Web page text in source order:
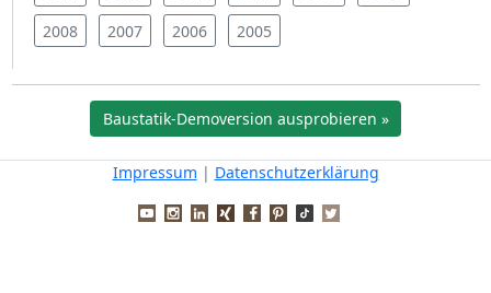
2008
2007 2006 2005
Baustatik-Demoversion ausprobieren »
Impressum | Datenschutzerklärung